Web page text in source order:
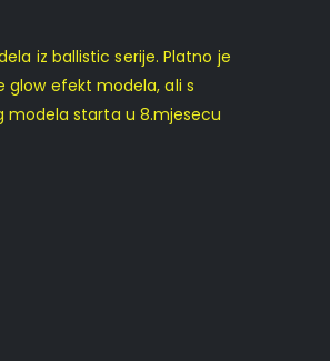
iz ballistic serije. Platno je
glow efekt modela, ali s
modela starta u 8.mjesecu